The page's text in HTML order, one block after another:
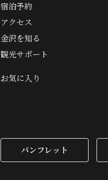
宿泊予約
アクセス
金沢を知る
観光サポート
お気に入り
パンフレット